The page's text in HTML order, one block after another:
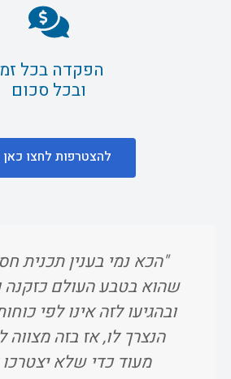
הפקדה בכל
ובכל סכום
להצטרפות לחצו כאן
"הכא נמי בענין תכנית
שהוא בטבע העולם כזקנה
ובהגיעו לזה אינו לפי
הנצרך לו, אז בזה מצווה
מעוד כדי שלא יצטרכו